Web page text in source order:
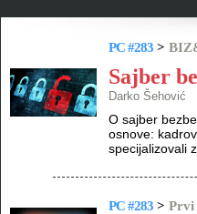
PC #283 >
Sajber
Darko Šehović
O sajber
osnove:
specijalizovali
PC #283 > Prvi